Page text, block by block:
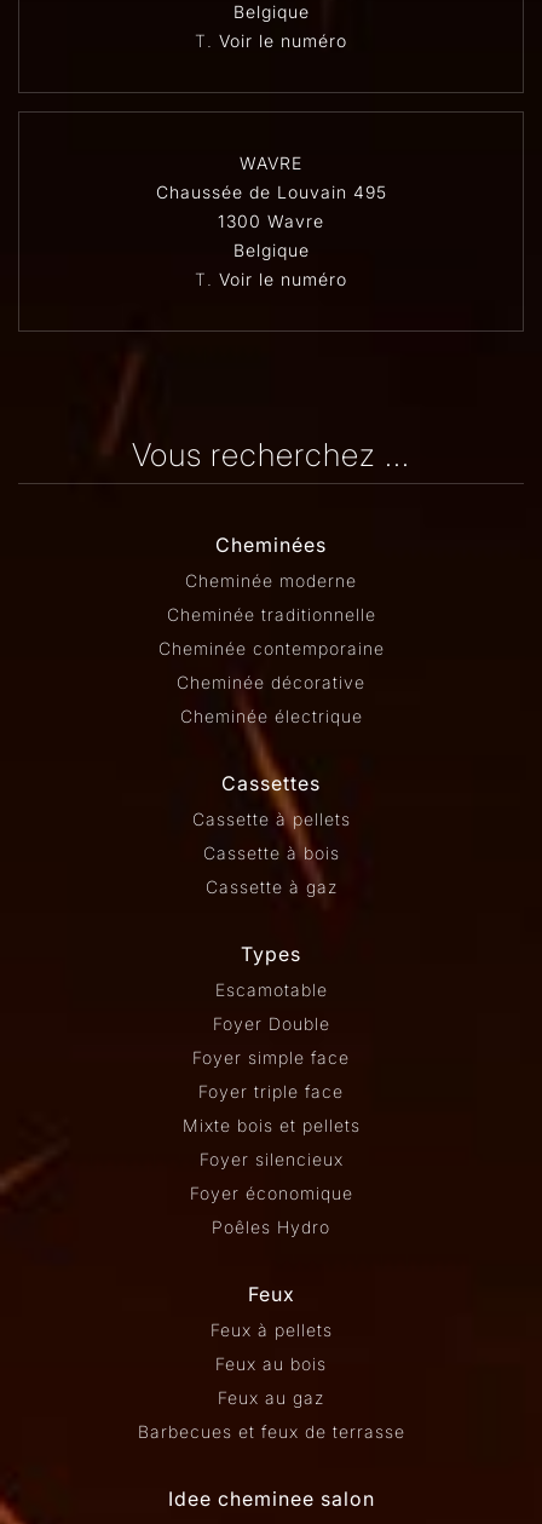
Belgique
T. Voir le numéro
WAVRE
Chaussée de Louvain 495
1300 Wavre
Belgique
T. Voir le numéro
Vous recherchez ...
Cheminées
Cheminée moderne
Cheminée traditionnelle
Cheminée contemporaine
Cheminée décorative
Cheminée électrique
Cassettes
Cassette à pellets
Cassette à bois
Cassette à gaz
Types
Escamotable
Foyer Double
Foyer simple face
Foyer triple face
Mixte bois et pellets
Foyer silencieux
Foyer économique
Poêles Hydro
Feux
Feux à pellets
Feux au bois
Feux au gaz
Barbecues et feux de terrasse
Idee cheminee salon